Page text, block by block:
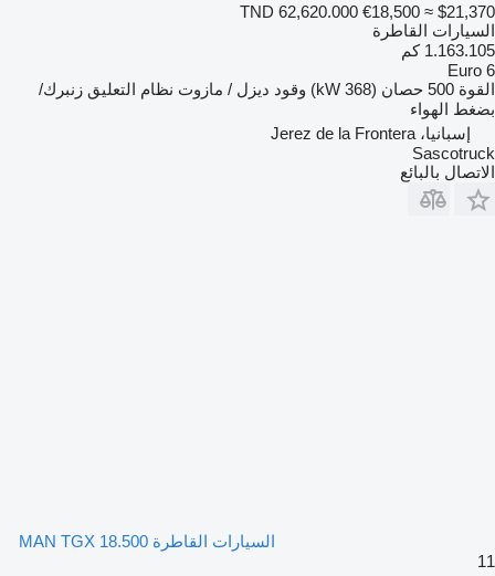
TND 62,620.000 €18,500 ≈ $21,370
السيارات القاطرة
1.163.105 كم
Euro 6
القوة 500 حصان (368 kW) وقود ديزل / مازوت نظام التعليق زنبرك/
بضغط الهواء
إسبانيا، Jerez de la Frontera
Sascotruck
الاتصال بالبائع
السيارات القاطرة MAN TGX 18.500
11